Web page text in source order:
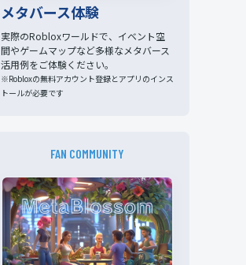
メタバース体験
実際のRobloxワールドで、イベント空
間やゲームマップなど多様なメタバース
活用例をご体験ください。
※Robloxの無料アカウント登録とアプリのインス
トールが必要です
FAN COMMUNITY